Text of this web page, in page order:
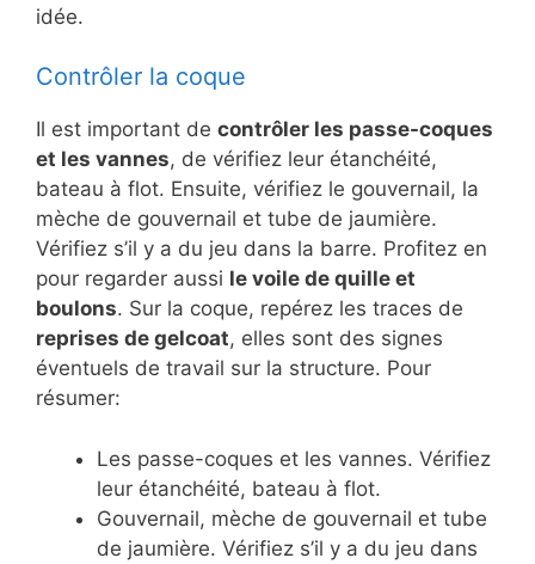
idée.
Contrôler la coque
Il est important de contrôler les passe-coques
et les vannes, de vérifiez leur étanchéité,
bateau à flot. Ensuite, vérifiez le gouvernail, la
mèche de gouvernail et tube de jaumière.
Vérifiez s’il y a du jeu dans la barre. Profitez en
pour regarder aussi le voile de quille et
boulons. Sur la coque, repérez les traces de
reprises de gelcoat, elles sont des signes
éventuels de travail sur la structure. Pour
résumer:
Les passe-coques et les vannes. Vérifiez
leur étanchéité, bateau à flot.
Gouvernail, mèche de gouvernail et tube
de jaumière. Vérifiez s’il y a du jeu dans